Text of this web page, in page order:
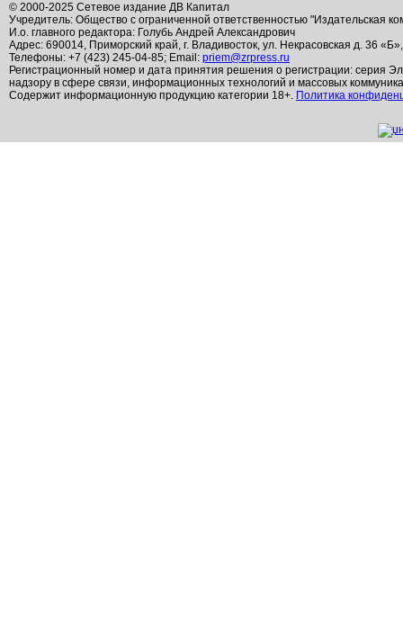
© 2000-2025 Сетевое издание ДВ Капитал
Учредитель: Общество с ограниченной ответственностью "Издательская
И.о. главного редактора: Голубь Андрей Александрович
Адрес: 690014, Приморский край, г. Владивосток, ул. Некрасовская д. 36
Телефоны: +7 (423) 245-04-85; Email: priem@zrpress.ru
Регистрационный номер и дата принятия решения о регистрации: серия
надзору в сфере связи, информационных технологий и массовых
Содержит информационную продукцию категории 18+. Политика